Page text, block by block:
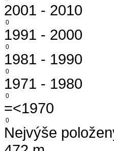
2001 - 2010
0
1991 - 2000
0
1981 - 1990
0
1971 - 1980
0
=<1970
0
Nejvýše